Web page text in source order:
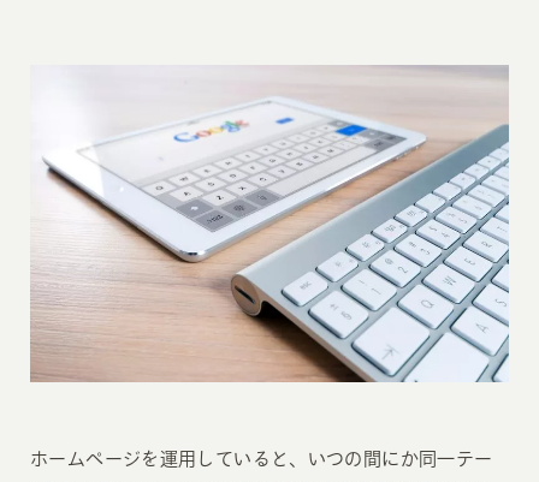
ホームページを運用していると、いつの間にか同一テー